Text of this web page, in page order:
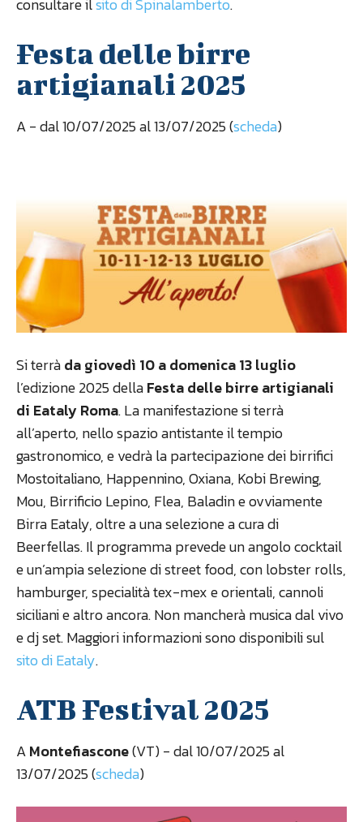
Festa delle birre
artigianali 2025
A- dal 10/07/2025 al 13/07/2025 (scheda)
Si terràda giovedì 10 a domenica 13 luglio
l’edizione 2025 dellaFesta delle birre artigianali
di Eataly Roma. La manifestazione si terrà
all’aperto, nello spazio antistante il tempio
gastronomico, e vedrà la partecipazione dei birrifici
Mostoitaliano, Happennino, Oxiana, Kobi Brewing,
Mou, Birrificio Lepino, Flea, Baladin e ovviamente
Birra Eataly, oltre a una selezione a cura di
Beerfellas. Il programma prevede un angolo cocktail
e un’ampia selezione di street food, con lobster rolls,
hamburger, specialità tex-mex e orientali, cannoli
siciliani e altro ancora. Non mancherà musica dal vivo
e dj set. Maggiori informazioni sono disponibili sul
sito di Eataly.
ATB Festival 2025
AMontefiascone(VT) - dal 10/07/2025 al
13/07/2025 (scheda)